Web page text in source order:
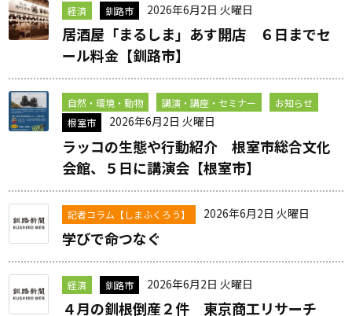
経済 釧路市 2026年6月2日 火曜日
居酒屋「まるしま」あす開店 ６日までセ
ール料金【釧路市】
自然・環境・動物 講演・講座・セミナー
お知らせ
根室市
2026年6月2日 火曜日
ラッコの生態や行動紹介 根室市総合文化
会館、５日に講演会【根室市】
記者コラム【しまふくろう】 2026年6月2日 火曜日
学びで命つなぐ
経済 釧路市 2026年6月2日 火曜日
４月の釧根倒産２件 東京商工リサーチ